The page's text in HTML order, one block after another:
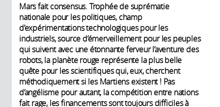
Mars fait consensus. Trophée de suprématie
nationale pour les politiques, champ
d’expérimentations technologiques pour les
industriels, source d’émerveillement pour les peuples
qui suivent avec une étonnante ferveur l’aventure des
robots, la planète rouge représente la plus belle
quête pour les scientifiques qui, eux, cherchent
méthodiquement si les Martiens existent ! Pas
d’angélisme pour autant, la compétition entre nations
fait rage, les financements sont toujours difficiles à